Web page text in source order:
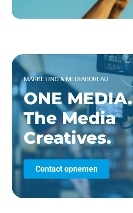
MARKETING & MEDIABUREAU
ONE MEDIA.
The Media
Creatives.
Contact opnemen